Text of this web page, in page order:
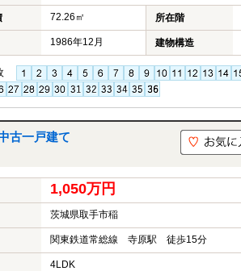
72.26㎡ 所在階
1986年12月 建物構造
古一戸建て
1,050万円
茨城県取手市稲
関東鉄道常総線 寺原駅 徒歩15分
4LDK